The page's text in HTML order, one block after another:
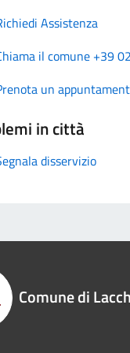
Assistenza
il comune +39
un
in città
disservizio
Comune di